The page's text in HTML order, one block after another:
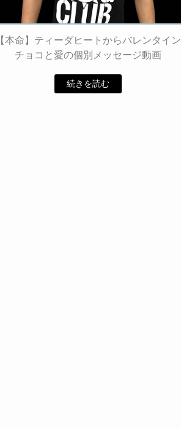
【本命】ティーダヒートからバレンタイン
チョコと愛の個別メッセージ動画
続きを読む